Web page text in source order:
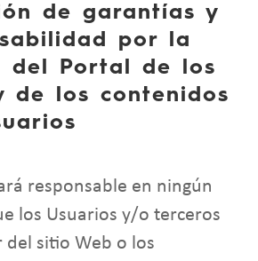
de garantías y
por la
del Portal de los
de los contenidos
responsable en ningún
los Usuarios y/o terceros
sitio Web o los